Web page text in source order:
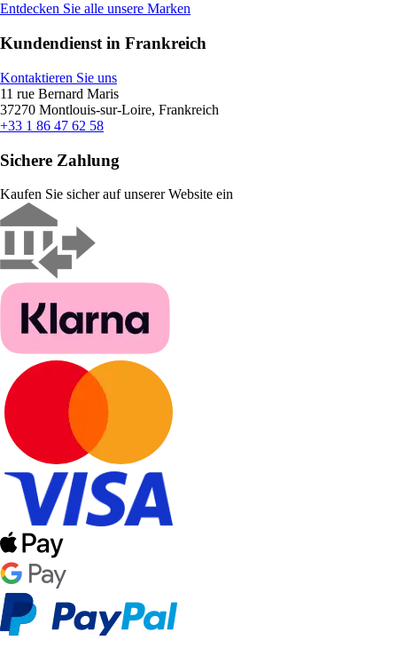
Entdecken Sie alle unsere Marken
Kundendienst in Frankreich
Kontaktieren Sie uns
11 rue Bernard Maris
37270 Montlouis-sur-Loire, Frankreich
+33 1 86 47 62 58
Sichere Zahlung
Kaufen Sie sicher auf unserer Website ein